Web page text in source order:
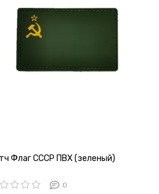
Флаг СССР ПВХ (зеленый)
0